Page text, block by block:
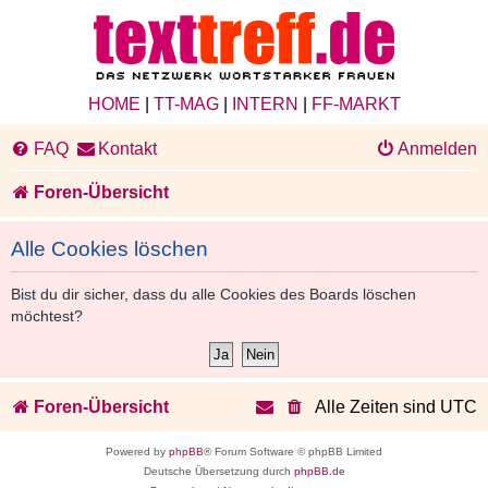
HOME TT-MAG| INTERN FF-MARKT
FAQ Kontakt Anmelden
Foren-Übersicht
Alle Cookies löschen
Bist du dir sicher, dass du alle Cookies des Boards löschen
möchtest?
Foren-Übersicht Alle Zeiten sind UTC
Powered by phpBB® Forum Software © phpBB Limited
Deutsche Übersetzung durch phpBB.de